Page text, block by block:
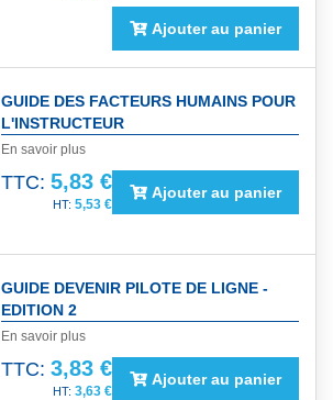
Ajouter au panier
GUIDE DES FACTEURS HUMAINS POUR
L'INSTRUCTEUR
En savoir plus
TTC: 5,83 €
5,53 €
Ajouter au panier
GUIDE DEVENIR PILOTE DE LIGNE -
EDITION 2
En savoir plus
TTC: 3,83 €
3,63 €
Ajouter au panier